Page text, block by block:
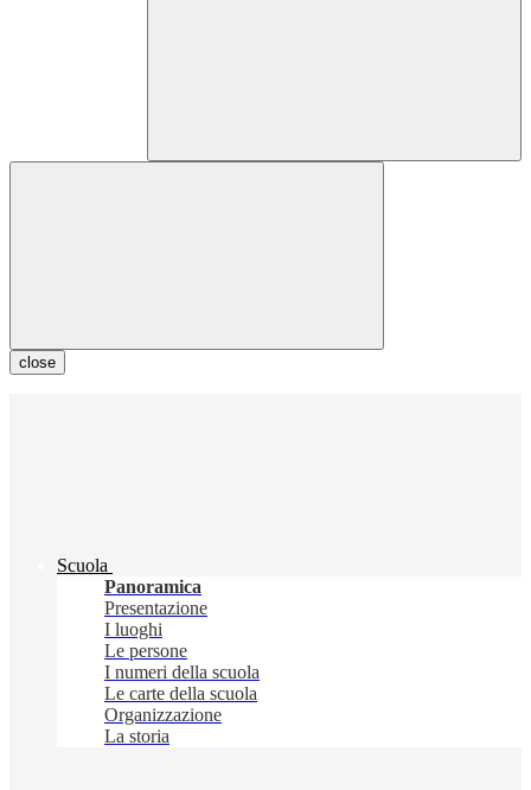
close
Scuola
Panoramica
Presentazione
I luoghi
Le persone
I numeri della scuola
Le carte della scuola
Organizzazione
La storia